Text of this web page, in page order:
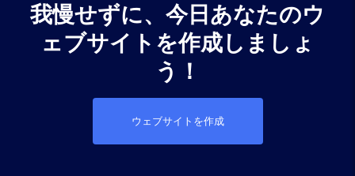
我慢せずに、今日あなたのウ
ェブサイトを作成しましょ
う！
ウェブサイトを作成